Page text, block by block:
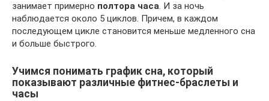
занимает примерно полтора часа. И за ночь
наблюдается около 5 циклов. Причем, в каждом
последующем цикле становится меньше медленного сна
и больше быстрого.
Учимся понимать график сна, который
показывают различные фитнес-браслеты и
часы